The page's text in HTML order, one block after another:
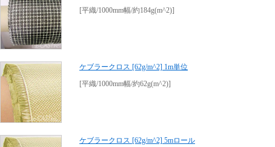
[平織/1000mm幅/約184g(m^2)]
ケブラークロス [62g/m^2] 1m単位
[平織/1000mm幅/約62g(m^2)]
ケブラークロス [62g/m^2] 5mロール